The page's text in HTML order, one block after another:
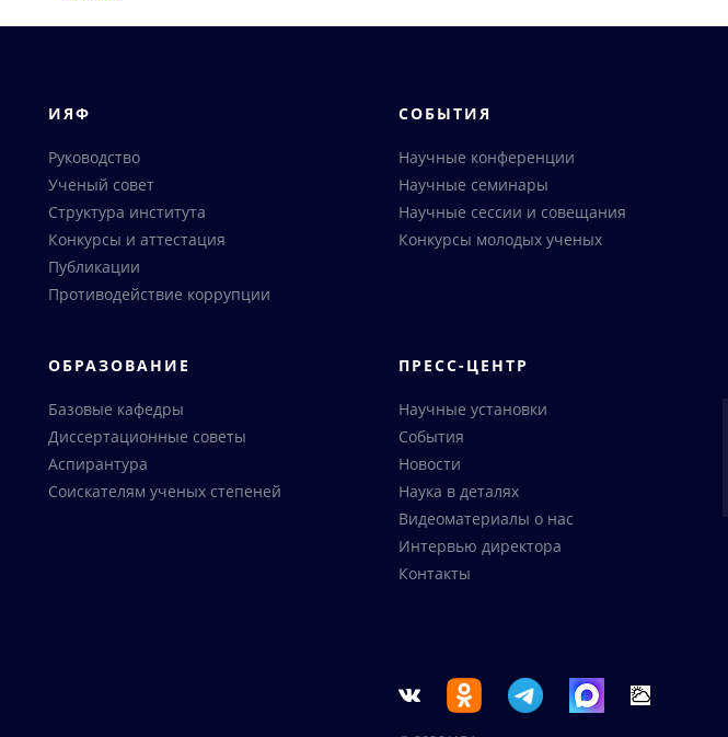
ИЯФ
Руководство
Ученый совет
Структура института
Конкурсы и аттестация
Публикации
Противодействие коррупции
СОБЫТИЯ
Научные конференции
Научные семинары
Научные сессии и совещания
Конкурсы молодых ученых
ОБРАЗОВАНИЕ
Базовые кафедры
Диссертационные советы
Аспирантура
Соискателям ученых степеней
ПРЕСС-ЦЕНТР
Научные установки
События
Новости
Наука в деталях
Видеоматериалы о нас
Интервью директора
Контакты